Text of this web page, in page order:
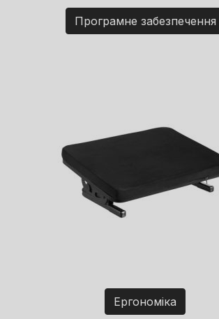
Програмне забезпечення
Ергономіка